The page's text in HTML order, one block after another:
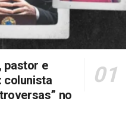
pastor e
colunista
no